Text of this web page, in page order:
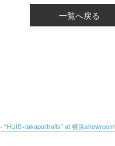
一覧へ戻る
›“HUIS×takaportraits” at 横浜showroom